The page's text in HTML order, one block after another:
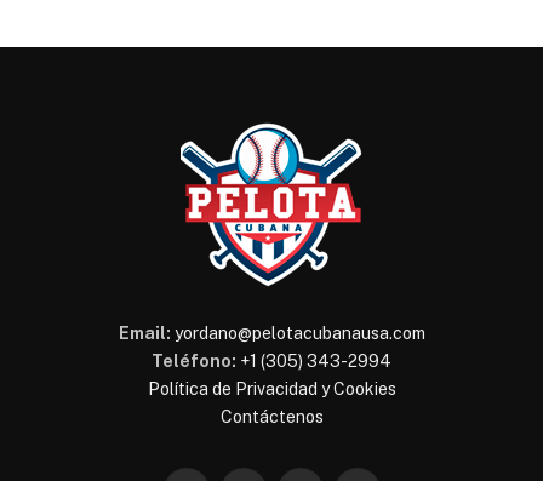
Email: yordano@pelotacubanausa.com
Teléfono: +1 (305) 343-2994
Política de Privacidad y Cookies
Contáctenos